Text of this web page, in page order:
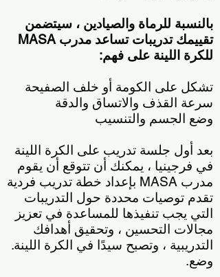
بالنسبة للرماة والصيادين ، سيتضمن
تقييمك تدريبات تساعد مدرب MASA
للكرة اللينة على فهم:
تشكل على الكومة أو خلف الصفيحة
سرعة القذف والاتساق والدقة
وضع الجسم والتنسيب
بعد أول جلسة تدريب على الكرة اللينة
في فرجينيا ، يمكنك أن تتوقع أن يقوم
مدرب MASA بإعداد خطة تدريب فردية
تقدم توصيات محددة حول التدريبات
التي يجب تنفيذها للمساعدة في تعزيز
مجالات التحسين ، وتحقيق أهدافك
التدريبية ، وتصبح سيدًا في الكرة اللينة.
وضع.